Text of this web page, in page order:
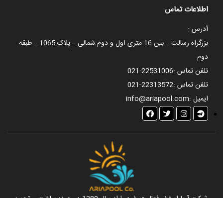
اطلاعات تماس
آدرس :
بزرگراه رسالت – بین 16 متری اول و دوم شمالی – پلاک 1065 – طبقه
دوم
تلفن تماس :021-22531006
تلفن تماس :021-22313572
ایمیل :info@ariapool.com